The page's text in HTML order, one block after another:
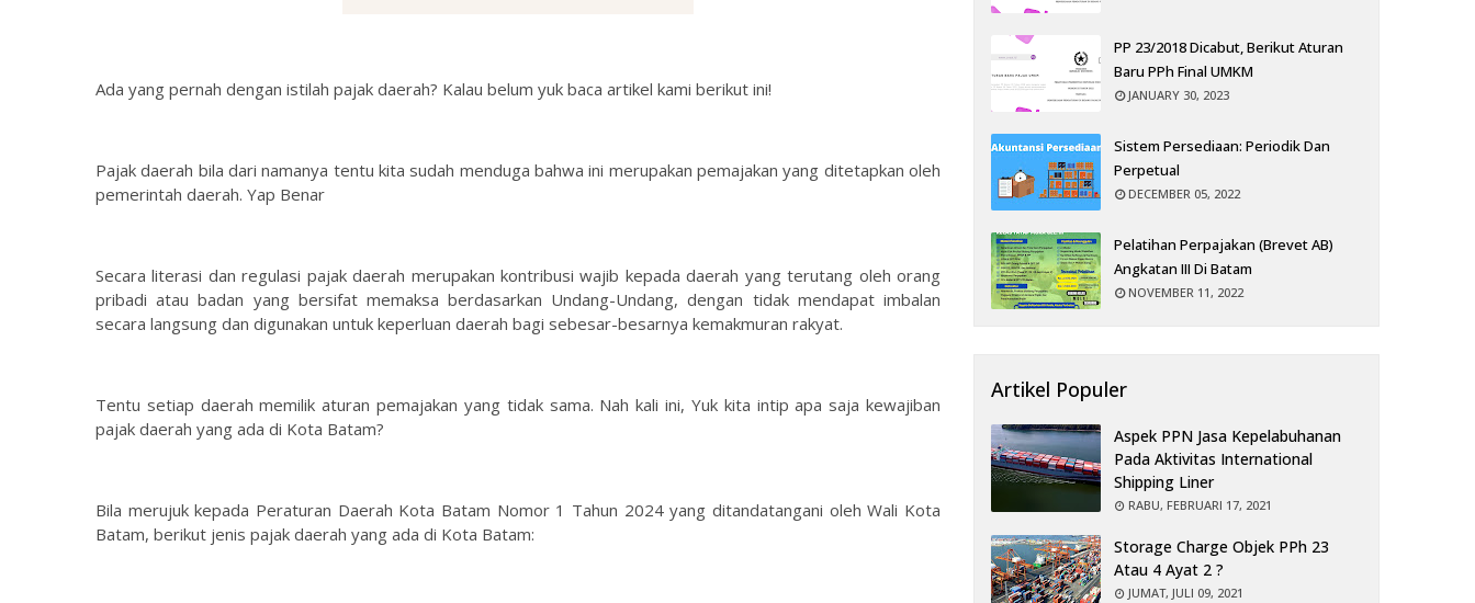
Ada yang pernah dengan istilah pajak daerah? Kalau belum yuk baca artikel kami berikut ini!
Pajak daerah bila dari namanya tentu kita sudah menduga bahwa ini merupakan pemajakan yang ditetapkan oleh
pemerintah daerah. Yap Benar
Secara literasi dan regulasi pajak daerah merupakan kontribusi wajib kepada daerah yang terutang oleh orang
pribadi atau badan yang bersifat memaksa berdasarkan Undang-Undang, dengan tidak mendapat imbalan
secara langsung dan digunakan untuk keperluan daerah bagi sebesar-besarnya kemakmuran rakyat.
Tentu setiap daerah memilik aturan pemajakan yang tidak sama. Nah kali ini, Yuk kita intip apa saja kewajiban
pajak daerah yang ada di Kota Batam?
Bila merujuk kepada Peraturan Daerah Kota Batam Nomor 1 Tahun 2024 yang ditandatangani oleh Wali Kota
Batam, berikut jenis pajak daerah yang ada di Kota Batam:
PP 23/2018 Dicabut, Berikut Aturan
Baru PPh Final UMKM
JANUARY 30, 2023
Sistem Persediaan: Periodik Dan
Perpetual
DECEMBER 05, 2022
Pelatihan Perpajakan (Brevet AB)
Angkatan III Di Batam
NOVEMBER 11, 2022
Artikel Populer
Aspek PPN Jasa Kepelabuhanan
Pada Aktivitas International
Shipping Liner
RABU, FEBRUARI 17, 2021
Storage Charge Objek PPh 23
Atau 4 Ayat 2 ?
JUMAT, JULI 09, 2021